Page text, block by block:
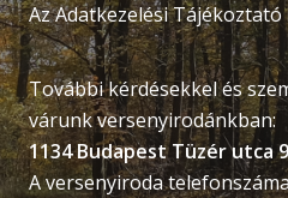
Az Adatkezelési Tájékoztató
További kérdésekkel és
várunk versenyirodánkban:
1134 Budapest Tüzér utca
A versenyiroda